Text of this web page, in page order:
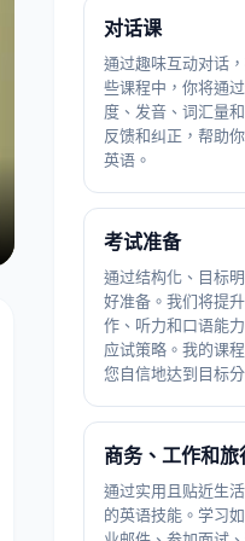
对话课
通过趣味互动对话
些课程中，你将通
度、发音、词汇量
反馈和纠正，帮助
英语。
考试准备
通过结构化、目标
好准备。我们将提
作、听力和口语能
应试策略。我的课
您自信地达到目标分
商务、工作和旅
通过实用且贴近生
的英语技能。学习